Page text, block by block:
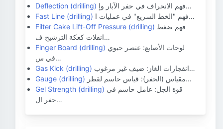
Deflection (drilling)
فهم الانحراف في حفر الآبار وإ…
Fast Line (drilling)
فهم "الخط السريع" في عمليات ا…
Filter Cake Lift-Off Pressure (drilling)
انفلات كعكة الترشيح ف…
Finger Board (drilling)
في س…
Gas Kick (drilling)
انفجارات الغاز: ضيف غير مرغوب…
Gauge (drilling)
مقياس (الحفر): قياس حاسم لقطر…
Gel Strength (drilling)
حفر ال…